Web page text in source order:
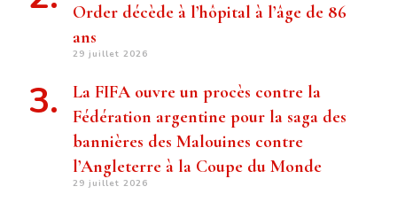
Order décède à l’hôpital à l’âge de 86
ans
29 juillet 2026
La FIFA ouvre un procès contre la
Fédération argentine pour la saga des
bannières des Malouines contre
l’Angleterre à la Coupe du Monde
29 juillet 2026